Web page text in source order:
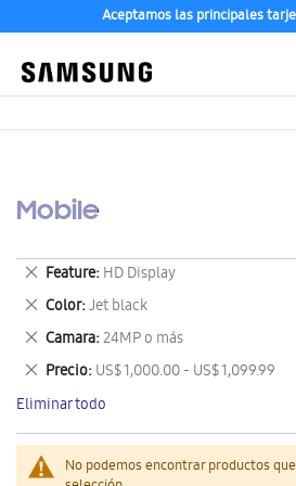
Aceptamos las principales
Mobile
No podemos encontrar productos
Feature HD Display
Eliminar
este
artículo
Color Jet black
Eliminar
este
artículo
Camara 24MP o más
Eliminar
este
artículo
Precio US$ 1,000.00 - US$ 1,099.99
Eliminar
este
artículo
Eliminar todo